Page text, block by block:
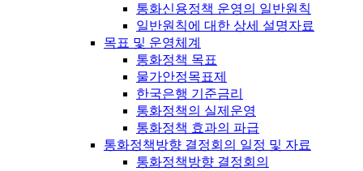
통화신용정책 운영의 일반원칙
일반원칙에 대한 상세 설명자료
목표 및 운영체계
통화정책 목표
물가안정목표제
한국은행 기준금리
통화정책의 실제운영
통화정책 효과의 파급
통화정책방향 결정회의 일정 및 자료
통화정책방향 결정회의